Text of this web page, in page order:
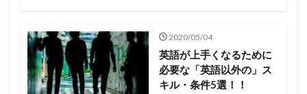
2020/05/04
英語が上手くなるために
必要な「英語以外の」ス
キル・条件5選！！